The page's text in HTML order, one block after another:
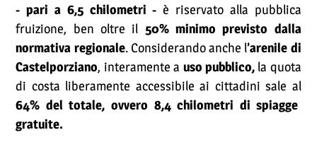
- pari a 6,5 chilometri - è riservato alla pubblica
fruizione, ben oltre il 50% minimo previsto dalla
normativa regionale. Considerando anche l’arenile di
Castelporziano, interamente a uso pubblico, la quota
di costa liberamente accessibile ai cittadini sale al
64% del totale, ovvero 8,4 chilometri di spiagge
gratuite.